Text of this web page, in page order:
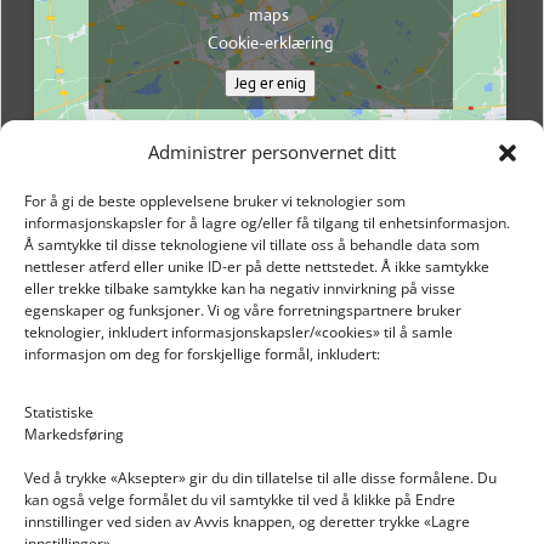
Administrer personvernet ditt
For å gi de beste opplevelsene bruker vi teknologier som
informasjonskapsler for å lagre og/eller få tilgang til enhetsinformasjon.
Å samtykke til disse teknologiene vil tillate oss å behandle data som
nettleser atferd eller unike ID-er på dette nettstedet. Å ikke samtykke
eller trekke tilbake samtykke kan ha negativ innvirkning på visse
egenskaper og funksjoner. Vi og våre forretningspartnere bruker
teknologier, inkludert informasjonskapsler/«cookies» til å samle
informasjon om deg for forskjellige formål, inkludert:
Statistiske
Markedsføring
Ved å trykke «Aksepter» gir du din tillatelse til alle disse formålene. Du
kan også velge formålet du vil samtykke til ved å klikke på Endre
innstillinger ved siden av Avvis knappen, og deretter trykke «Lagre
maps
Cookie-erklæring
Jeg er enig